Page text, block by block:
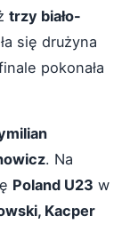
trzy biało-
się drużyna
pokonała
. Na
Poland U23 w
Kacper